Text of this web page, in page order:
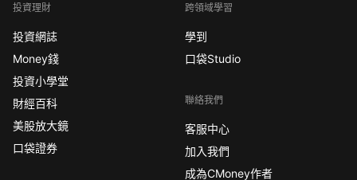
投資理財
投資網誌
Money錢
投資小學堂
財經百科
美股放大鏡
口袋證券
跨領域學習
學到
口袋Studio
聯絡我們
客服中心
加入我們
成為CMoney作者